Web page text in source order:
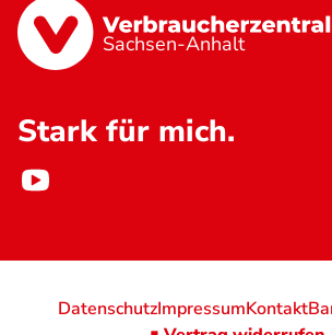
Sachsen-Anhalt
Stark für mich.
DatenschutzImpressumKontakt